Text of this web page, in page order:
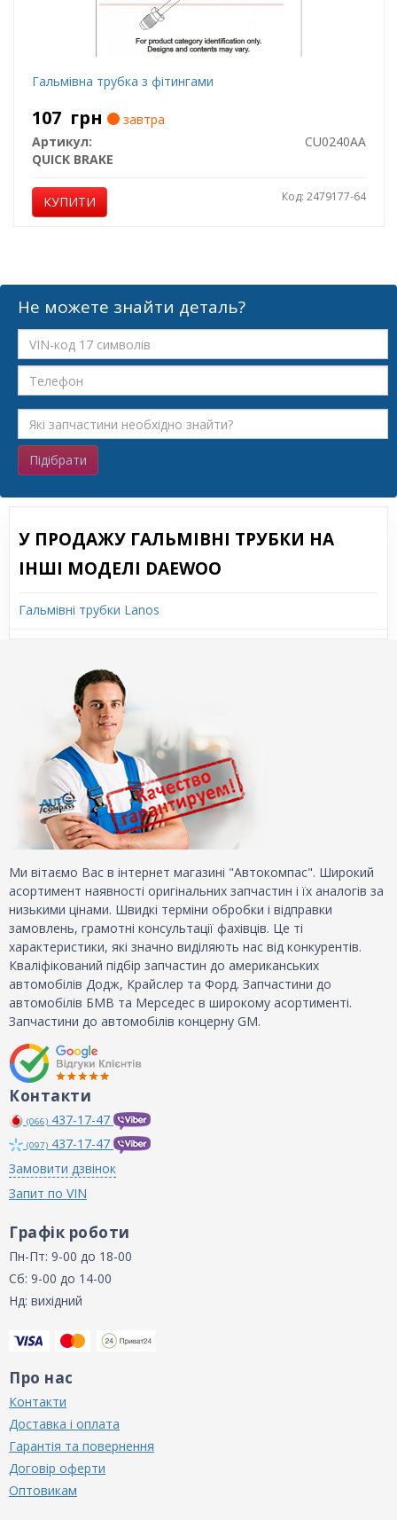
Гальмівна трубка з фітингами
107 грн
завтра
Артикул:
CU0240AA
QUICK BRAKE
КУПИТИ Код: 2479177-64
Не можете знайти деталь?
Підібрати
У ПРОДАЖУ ГАЛЬМІВНІ ТРУБКИ НА
ІНШІ МОДЕЛІ DAEWOO
Гальмівні трубки Lanos
Ми вітаємо Вас в інтернет магазині "Автокомпас". Широкий
асортимент наявності оригінальних запчастин і їх аналогів за
низькими цінами. Швидкі терміни обробки і відправки
замовлень, грамотні консультації фахівців. Це ті
характеристики, які значно виділяють нас від конкурентів.
Кваліфікований підбір запчастин до американських
автомобілів Додж, Крайслер та Форд. Запчастини до
автомобілів БМВ та Мерседес в широкому асортименті.
Запчастини до автомобілів концерну GM.
Контакти
(066) 437-17-47
(097) 437-17-47
Замовити дзвінок
Запит по VIN
Графік роботи
Пн-Пт: 9-00 до 18-00
Сб: 9-00 до 14-00
Нд: вихідний
Про нас
Контакти
Доставка і оплата
Гарантія та повернення
Договір оферти
Оптовикам